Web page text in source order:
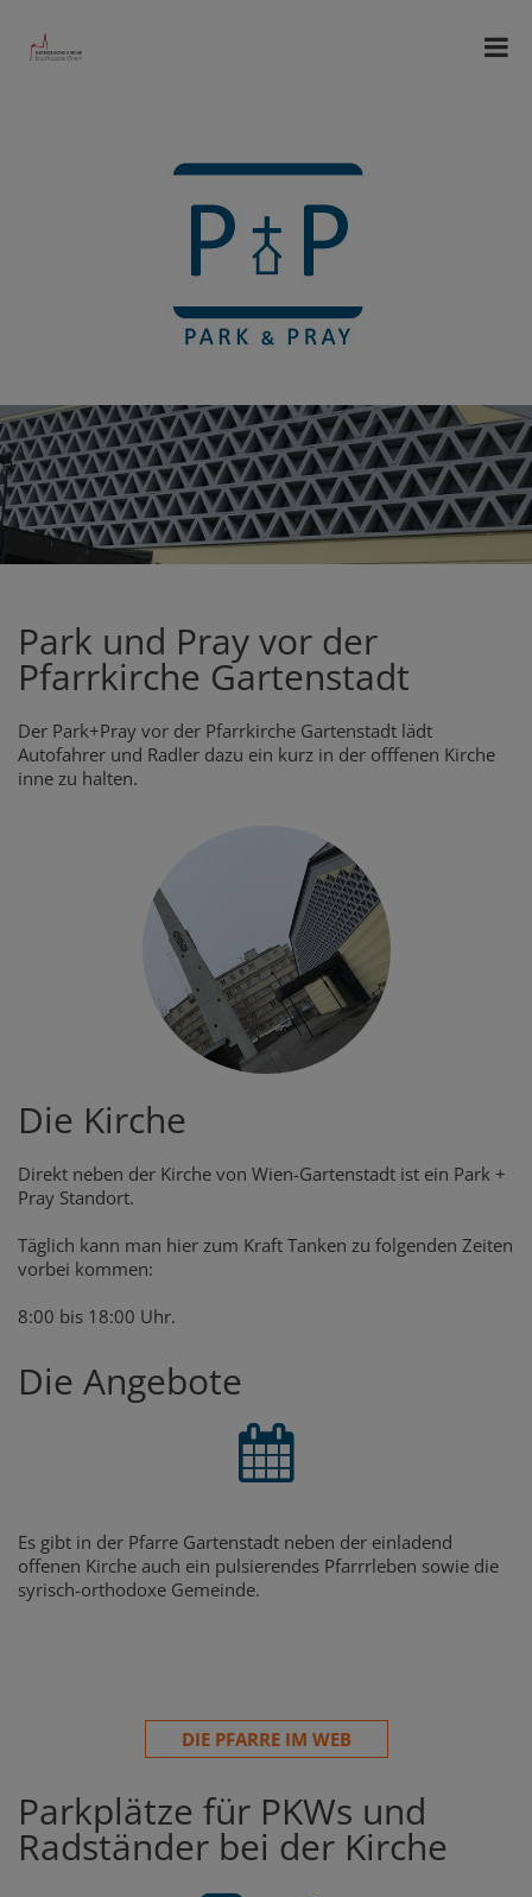
Park und Pray vor der
Pfarrkirche Gartenstadt
Der Park+Pray vor der Pfarrkirche Gartenstadt lädt
Autofahrer und Radler dazu ein kurz in der offfenen Kirche
inne zu halten.
Die Kirche
Direkt neben der Kirche von Wien-Gartenstadt ist ein Park +
Pray Standort.
Täglich kann man hier zum Kraft Tanken zu folgenden Zeiten
vorbei kommen:
8:00 bis 18:00 Uhr.
Die Angebote
Es gibt in der Pfarre Gartenstadt neben der einladend
offenen Kirche auch ein pulsierendes Pfarrrleben sowie die
syrisch-orthodoxe Gemeinde.
DIE PFARRE IM WEB
Parkplätze für PKWs und
Radständer bei der Kirche